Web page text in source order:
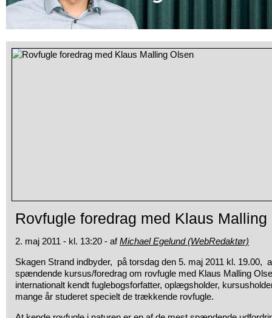
Rovfugle foredrag med Klaus Malling
2. maj 2011 - kl. 13:20 - afMichael Egelund (WebRedaktør)
Skagen Strand indbyder, på torsdag den 5. maj 2011 kl. 19.00,
spændende kursus/foredrag om rovfugle med Klaus Malling
internationalt kendt fuglebogsforfatter, oplægsholder,
mange år studeret specielt de trækkende rovfugle.